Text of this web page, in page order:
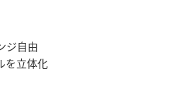
ジ自由
を立体化